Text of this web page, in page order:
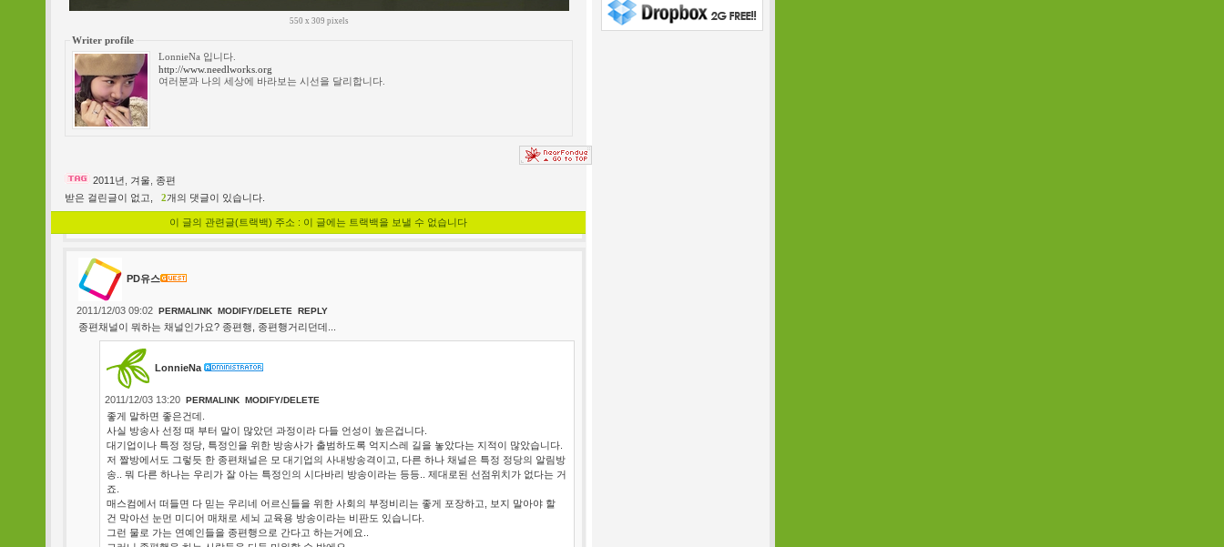
550 x 309 pixels
Writer profile
LonnieNa 입니다.
http://www.needlworks.org
여러분과 나의 세상에 바라보는 시선을 달리합니다.
2011년, 겨울, 종편
받은 걸린글이 없고,
2개의 댓글이 있습니다.
이 글의 관련글(트랙백) 주소 : 이 글에는 트랙백을 보낼 수 없습니다
PD유스
2011/12/03 09:02 PERMALINK MODIFY/DELETE REPLY
종편채널이 뭐하는 채널인가요? 종편행, 종편행거리던데...
LonnieNa
2011/12/03 13:20 PERMALINK MODIFY/DELETE
좋게 말하면 좋은건데.
사실 방송사 선정 때 부터 말이 많았던 과정이라 다들 언성이 높은겁니다.
대기업이나 특정 정당, 특정인을 위한 방송사가 출범하도록 억지스레 길을 놓았다는 지적이 많았습니다.
저 짤방에서도 그렇듯 한 종편채널은 모 대기업의 사내방송격이고, 다른 하나 채널은 특정 정당의 알림방
송.. 뭐 다른 하나는 우리가 잘 아는 특정인의 시다바리 방송이라는 등등.. 제대로된 선점위치가 없다는 거
죠.
매스컴에서 떠들면 다 믿는 우리네 어르신들을 위한 사회의 부정비리는 좋게 포장하고, 보지 말아야 할
건 막아선 눈먼 미디어 매채로 세뇌 교육용 방송이라는 비판도 있습니다.
그런 물로 가는 연예인들을 종편행으로 간다고 하는거에요..